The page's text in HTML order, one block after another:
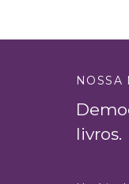
NOSSA
livros.